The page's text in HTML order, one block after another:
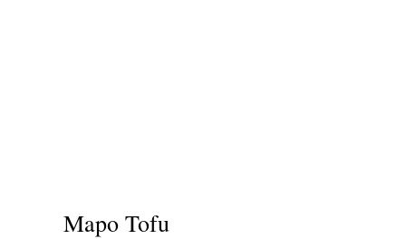
Mapo Tofu